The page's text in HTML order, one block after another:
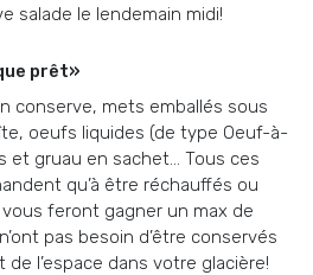
salade le lendemain midi!
prêt»
conserve, mets emballés sous
oeufs liquides (de type Oeuf-à-
et gruau en sachet… Tous ces
qu’à être réchauffés ou
vous feront gagner un max de
pas besoin d’être conservés
de l’espace dans votre glacière!